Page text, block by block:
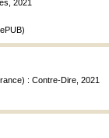
2021
: Contre-Dire, 2021